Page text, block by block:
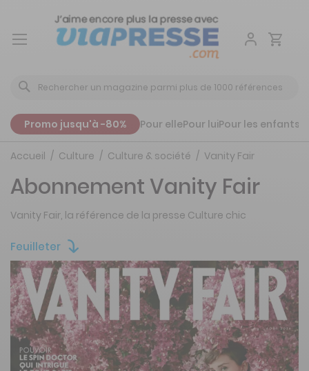
Aller
Promo jusqu'à -80% Pour ellePour luiPour les enfants
Accueil Culture Culture & société Vanity Fair
Feuilleter
Abonnement Vanity Fair
Vanity Fair, la référence de la presse Culture chic